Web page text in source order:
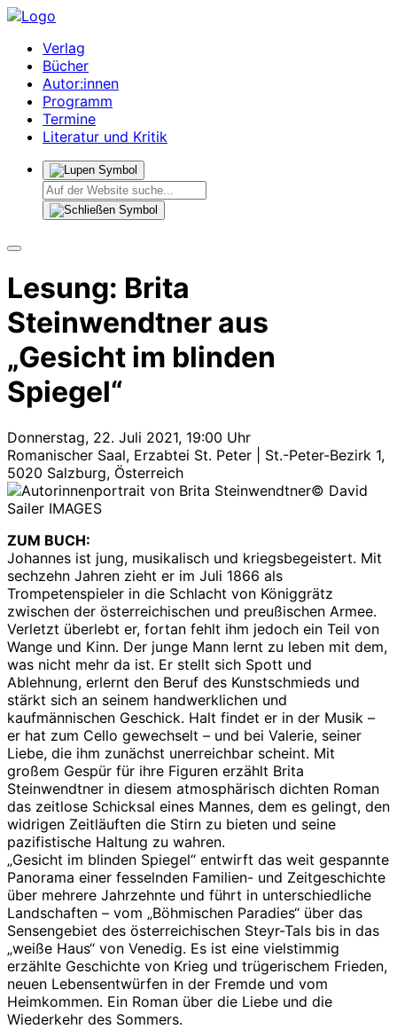
Verlag
Bücher
Autor:innen
Programm
Termine
Literatur und Kritik
Lesung: Brita
Steinwendtner aus
„Gesicht im blinden
Spiegel“
Donnerstag, 22. Juli 2021, 19:00 Uhr
Romanischer Saal, Erzabtei St. Peter | St.-Peter-Bezirk 1,
5020 Salzburg, Österreich
© David
Sailer IMAGES
ZUM BUCH:
Johannes ist jung, musikalisch und kriegsbegeistert. Mit
sechzehn Jahren zieht er im Juli 1866 als
Trompetenspieler in die Schlacht von Königgrätz
zwischen der österreichischen und preußischen Armee.
Verletzt überlebt er, fortan fehlt ihm jedoch ein Teil von
Wange und Kinn. Der junge Mann lernt zu leben mit dem,
was nicht mehr da ist. Er stellt sich Spott und
Ablehnung, erlernt den Beruf des Kunstschmieds und
stärkt sich an seinem handwerklichen und
kaufmännischen Geschick. Halt findet er in der Musik –
er hat zum Cello gewechselt – und bei Valerie, seiner
Liebe, die ihm zunächst unerreichbar scheint. Mit
großem Gespür für ihre Figuren erzählt Brita
Steinwendtner in diesem atmosphärisch dichten Roman
das zeitlose Schicksal eines Mannes, dem es gelingt, den
widrigen Zeitläuften die Stirn zu bieten und seine
pazifistische Haltung zu wahren.
„Gesicht im blinden Spiegel“ entwirft das weit gespannte
Panorama einer fesselnden Familien- und Zeitgeschichte
über mehrere Jahrzehnte und führt in unterschiedliche
Landschaften – vom „Böhmischen Paradies“ über das
Sensengebiet des österreichischen Steyr-Tals bis in das
„weiße Haus“ von Venedig. Es ist eine vielstimmig
erzählte Geschichte von Krieg und trügerischem Frieden,
neuen Lebensentwürfen in der Fremde und vom
Heimkommen. Ein Roman über die Liebe und die
Wiederkehr des Sommers.